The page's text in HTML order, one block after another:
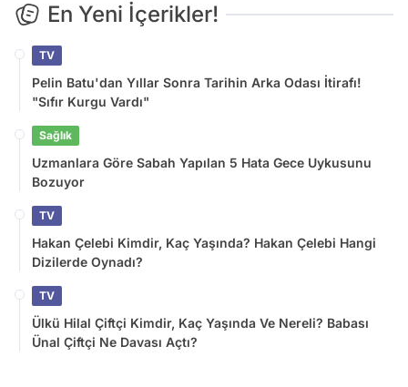
En Yeni İçerikler!
TV
Pelin Batu'dan Yıllar Sonra Tarihin Arka Odası İtirafı!
"Sıfır Kurgu Vardı"
Sağlık
Uzmanlara Göre Sabah Yapılan 5 Hata Gece Uykusunu
Bozuyor
TV
Hakan Çelebi Kimdir, Kaç Yaşında? Hakan Çelebi Hangi
Dizilerde Oynadı?
TV
Ülkü Hilal Çiftçi Kimdir, Kaç Yaşında Ve Nereli? Babası
Ünal Çiftçi Ne Davası Açtı?